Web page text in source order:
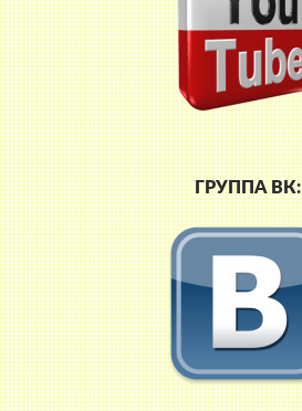
ГРУППА ВК: